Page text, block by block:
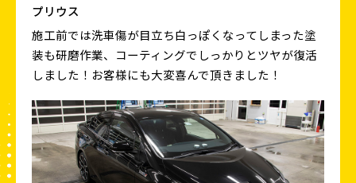
プリウス
施工前では洗車傷が目立ち白っぽくなってしまった塗
装も研磨作業、コーティングでしっかりとツヤが復活
しました！お客様にも大変喜んで頂きました！